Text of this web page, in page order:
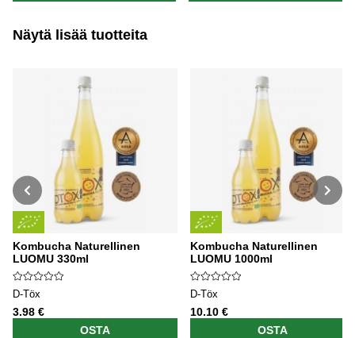
Näytä lisää tuotteita
Kombucha Naturellinen
LUOMU 330ml
D-Töx
3.98 €
OSTA
Kombucha Naturellinen
LUOMU 1000ml
D-Töx
10.10 €
OSTA